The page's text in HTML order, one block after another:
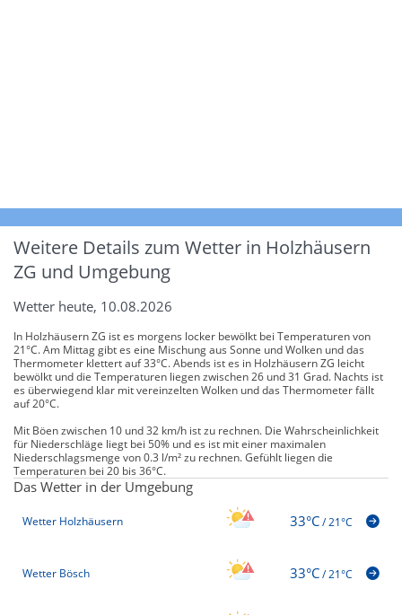
Weitere Details zum Wetter in Holzhäusern
ZG und Umgebung
Wetter heute, 10.08.2026
In Holzhäusern ZG ist es morgens locker bewölkt bei Temperaturen von
21°C. Am Mittag gibt es eine Mischung aus Sonne und Wolken und das
Thermometer klettert auf 33°C. Abends ist es in Holzhäusern ZG leicht
bewölkt und die Temperaturen liegen zwischen 26 und 31 Grad. Nachts ist
es überwiegend klar mit vereinzelten Wolken und das Thermometer fällt
auf 20°C.
Mit Böen zwischen 10 und 32 km/h ist zu rechnen. Die Wahrscheinlichkeit
für Niederschläge liegt bei 50% und es ist mit einer maximalen
Niederschlagsmenge von 0.3 l/m² zu rechnen. Gefühlt liegen die
Temperaturen bei 20 bis 36°C.
Das Wetter in der Umgebung
Wetter Holzhäusern 33°C/21°C
Wetter Bösch 33°C/21°C